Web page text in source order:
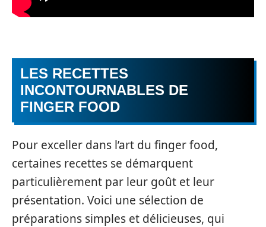
LES RECETTES
INCONTOURNABLES DE
FINGER FOOD
Pour exceller dans l’art du finger food,
certaines recettes se démarquent
particulièrement par leur goût et leur
présentation. Voici une sélection de
préparations simples et délicieuses, qui